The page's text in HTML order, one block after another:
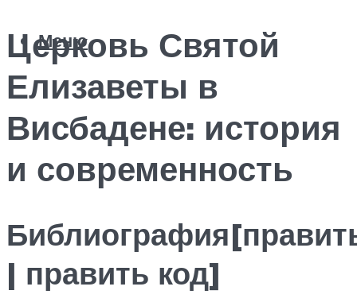
Меню
Церковь Святой
Елизаветы в
Висбадене: история
и современность
| править код]